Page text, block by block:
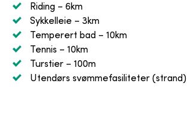
Riding – 6km
Sykkelleie – 3km
Temperert bad – 10km
Tennis – 10km
Turstier – 100m
Utendørs svømmefasiliteter (strand)